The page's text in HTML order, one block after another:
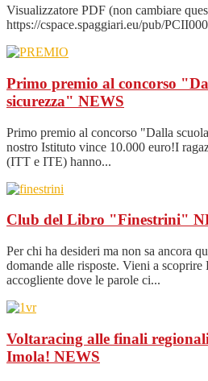
Visualizzatore PDF (non cambiare
https://cspace.spaggiari.eu/pub/
Primo premio al concorso
sicurezza" NEWS
Primo premio al concorso "Dalla
nostro Istituto vince 10.000 euro!I
(ITT e ITE) hanno...
Club del Libro "Finestrini"
Per chi ha desideri ma non sa ancora
domande alle risposte. Vieni a
accogliente dove le parole ci...
Voltaracing alle finali
Imola! NEWS